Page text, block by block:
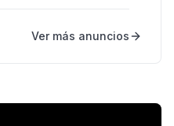
Ver más anuncios